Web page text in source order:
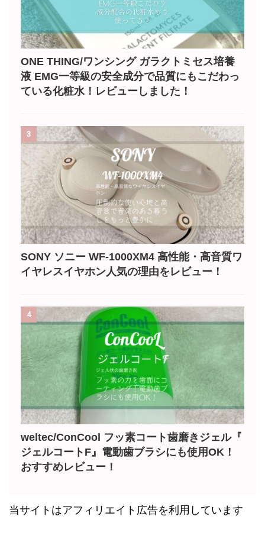
ONE THING/ワンシング ガラクトミセス培養
液 EMG一等級の安全成分で品質にもこだわっ
ている化粧水！レビューしました！
3
SONY ソニー WF-1000XM4 高性能・高音質ワ
イヤレスイヤホン人気の理由をレビュー！
4
weltec/ConCool フッ素コート歯磨きジェル『
ジェルコートF』電動歯ブラシにも使用OK！
おすすめレビュー！
当サイトはアフィリエイト広告を利用しています